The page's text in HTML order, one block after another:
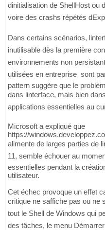
dinitialisation de ShellHost
voire des crashs répétés
Dans certains scénarios,
inutilisable dès la première
environnements non
utilisées en entreprise  sont
pattern suggère que le
dans linterface, mais bien
applications essentielles au
Microsoft a expliqué que
https://
alimente de larges parties de
11, semble échouer au
essentielles pendant la
utilisateur.
Cet échec provoque un effet
critique ne saffiche pas ou ne
tout le Shell de Windows qui
des tâches, le menu